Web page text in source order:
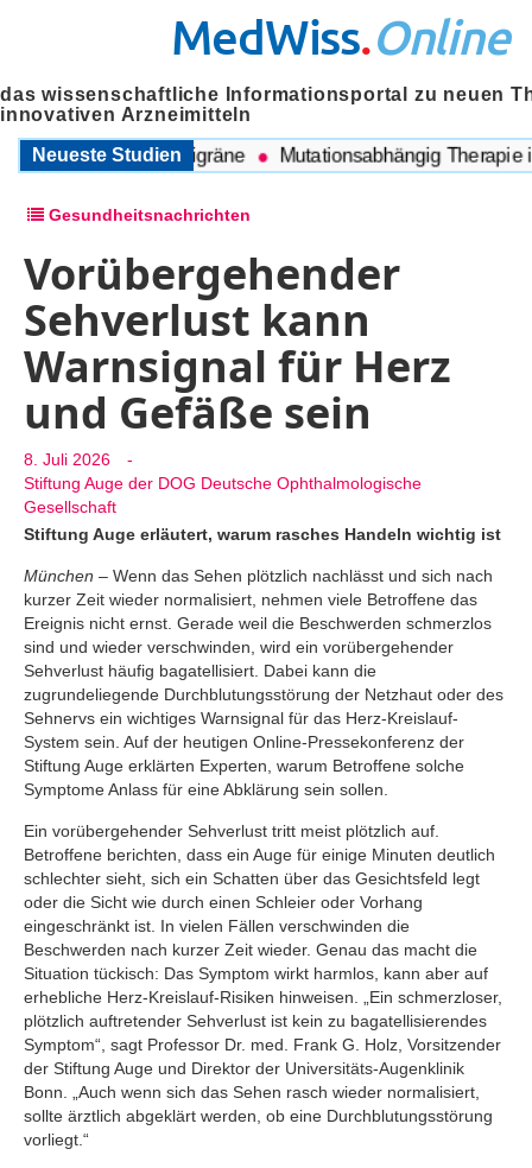
MedWiss.Online
das wissenschaftliche Informationsportal zu neuen
innovativen Arzneimitteln
Neueste Studien
COPD und Migräne Mutationsabhängig Therapie
Gesundheitsnachrichten
Vorübergehender
Sehverlust kann
Warnsignal für Herz
und Gefäße sein
8. Juli 2026
-
Stiftung Auge der DOG Deutsche Ophthalmologische
Gesellschaft
Stiftung Auge erläutert, warum rasches Handeln wichtig ist
München – Wenn das Sehen plötzlich nachlässt und sich nach
kurzer Zeit wieder normalisiert, nehmen viele Betroffene das
Ereignis nicht ernst. Gerade weil die Beschwerden schmerzlos
sind und wieder verschwinden, wird ein vorübergehender
Sehverlust häufig bagatellisiert. Dabei kann die
zugrundeliegende Durchblutungsstörung der Netzhaut oder des
Sehnervs ein wichtiges Warnsignal für das Herz-Kreislauf-
System sein. Auf der heutigen Online-Pressekonferenz der
Stiftung Auge erklärten Experten, warum Betroffene solche
Symptome Anlass für eine Abklärung sein sollen.
Ein vorübergehender Sehverlust tritt meist plötzlich auf.
Betroffene berichten, dass ein Auge für einige Minuten deutlich
schlechter sieht, sich ein Schatten über das Gesichtsfeld legt
oder die Sicht wie durch einen Schleier oder Vorhang
eingeschränkt ist. In vielen Fällen verschwinden die
Beschwerden nach kurzer Zeit wieder. Genau das macht die
Situation tückisch: Das Symptom wirkt harmlos, kann aber auf
erhebliche Herz-Kreislauf-Risiken hinweisen. „Ein schmerzloser,
plötzlich auftretender Sehverlust ist kein zu bagatellisierendes
Symptom“, sagt Professor Dr. med. Frank G. Holz, Vorsitzender
der Stiftung Auge und Direktor der Universitäts-Augenklinik
Bonn. „Auch wenn sich das Sehen rasch wieder normalisiert,
sollte ärztlich abgeklärt werden, ob eine Durchblutungsstörung
vorliegt.“